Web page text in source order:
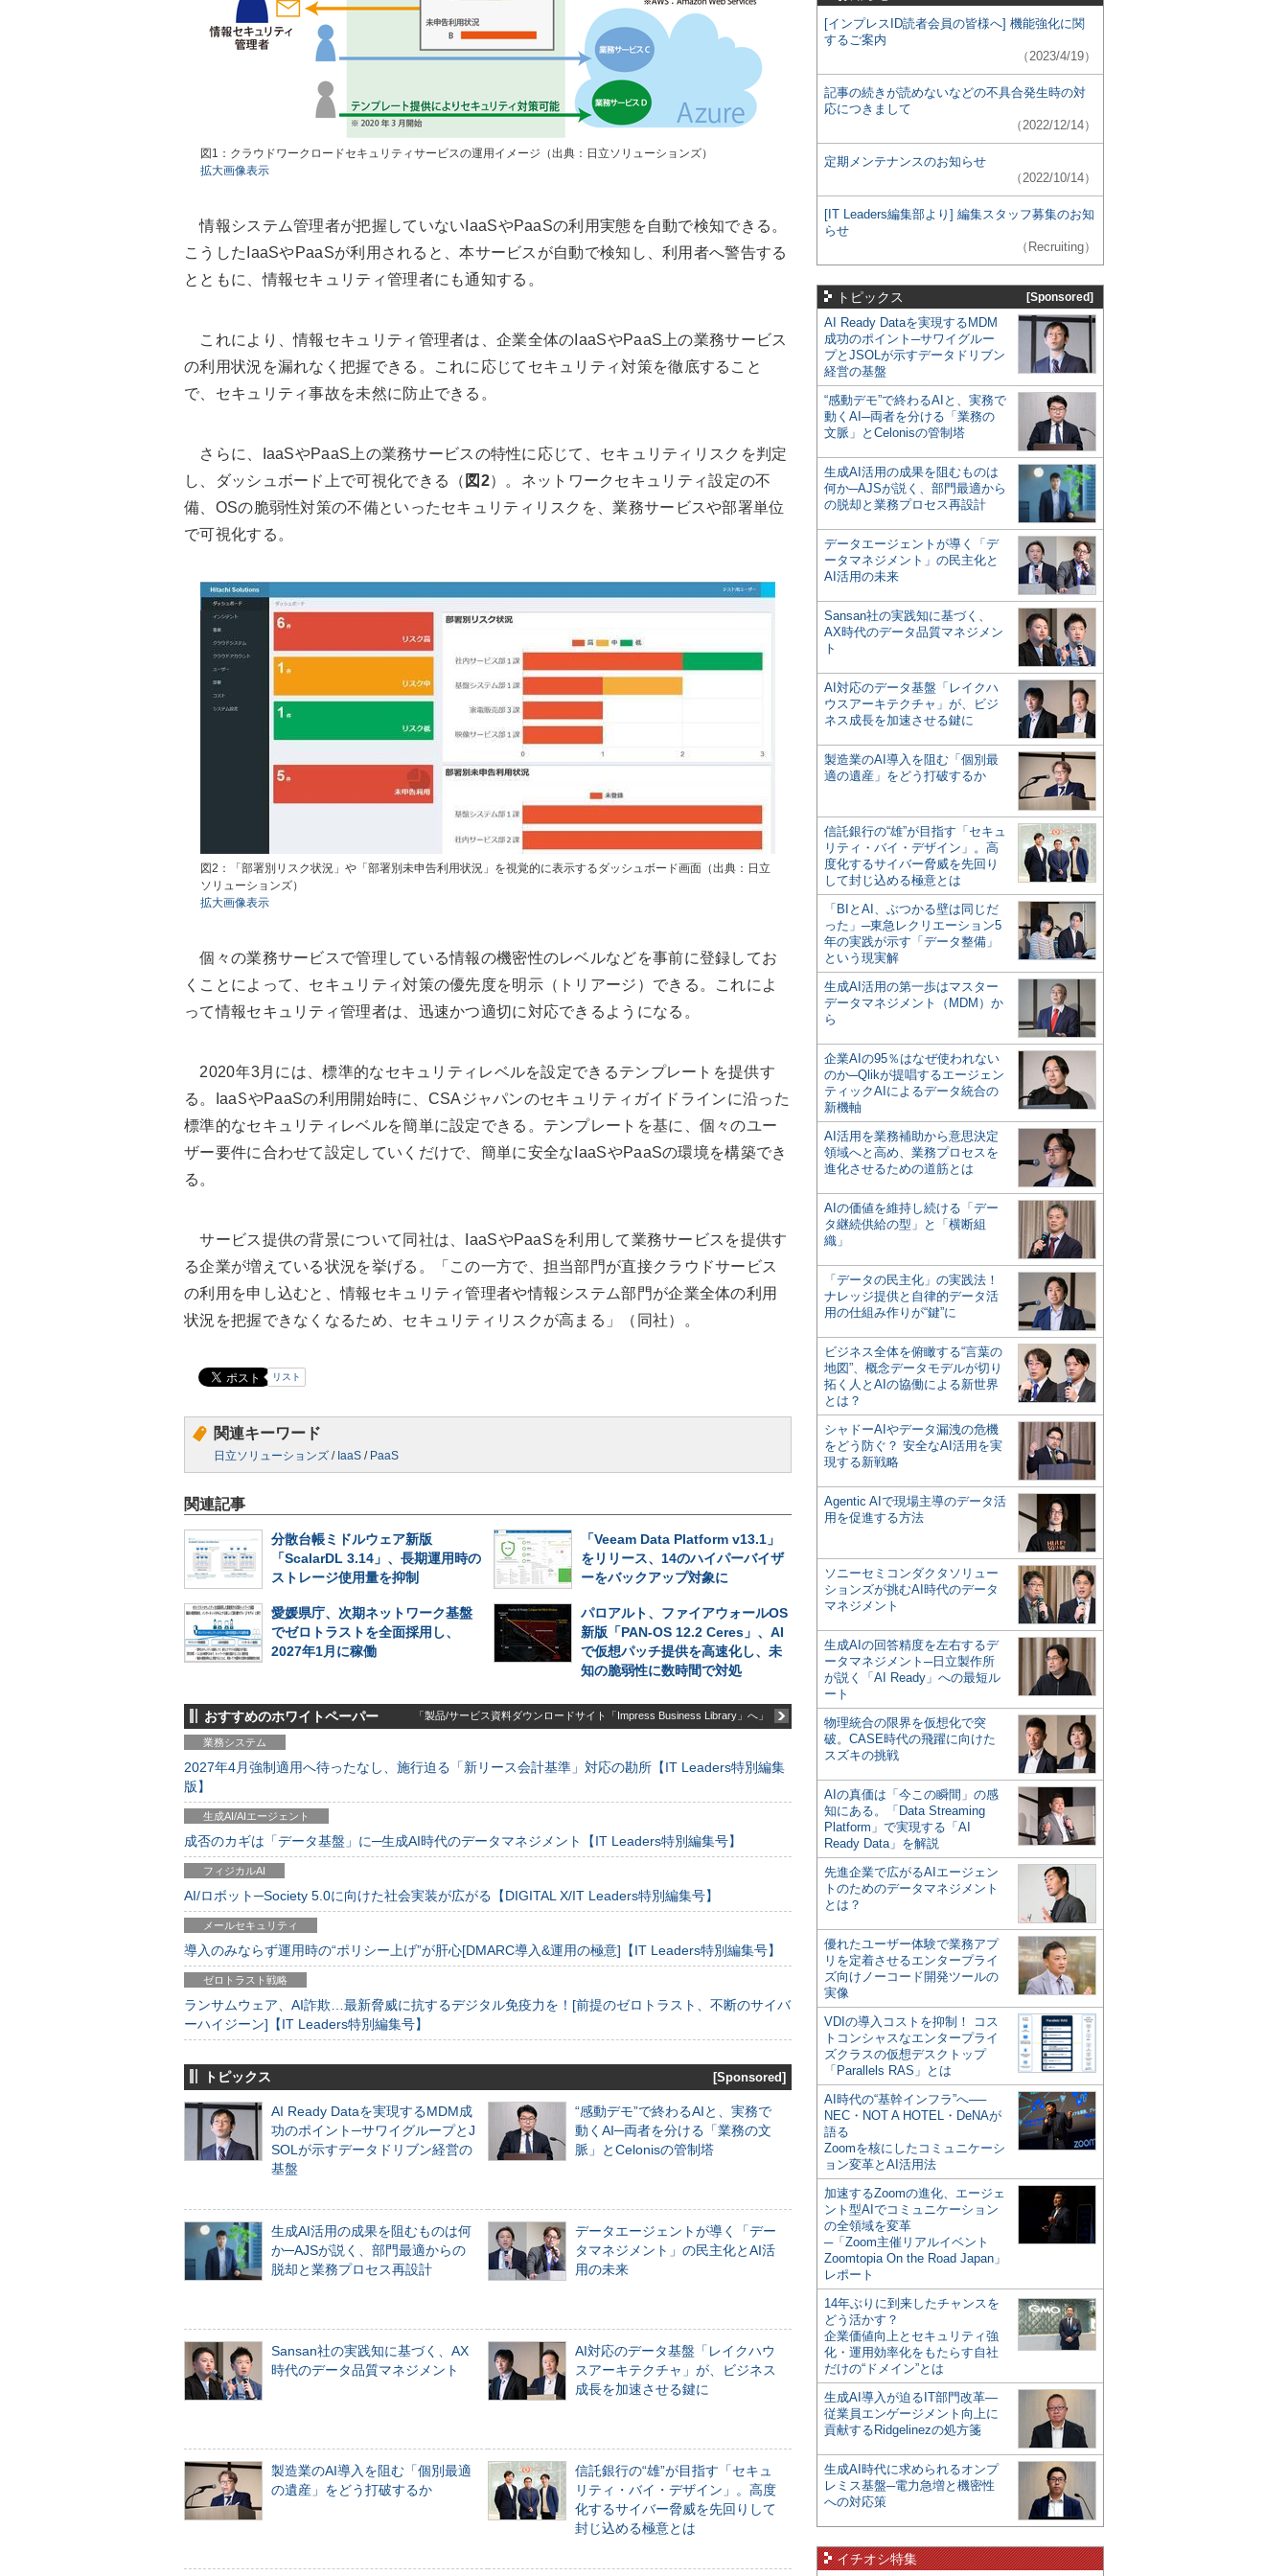
図1：クラウドワークロードセキュリティサービスの運用イメージ（出典：日立ソリューションズ）
拡大画像表示
情報システム管理者が把握していないIaaSやPaaSの利用実態を自動で検知できる。
こうしたIaaSやPaaSが利用されると、本サービスが自動で検知し、利用者へ警告する
とともに、情報セキュリティ管理者にも通知する。
これにより、情報セキュリティ管理者は、企業全体のIaaSやPaaS上の業務サービス
の利用状況を漏れなく把握できる。これに応じてセキュリティ対策を徹底すること
で、セキュリティ事故を未然に防止できる。
さらに、IaaSやPaaS上の業務サービスの特性に応じて、セキュリティリスクを判定
し、ダッシュボード上で可視化できる（ 図2）。ネットワークセキュリティ設定の不
備、OSの脆弱性対策の不備といったセキュリティリスクを、業務サービスや部署単位
で可視化する。
図2：「部署別リスク状況」や「部署別未申告利用状況」を視覚的に表示するダッシュボード画面（出典：日立
ソリューションズ）
拡大画像表示
個々の業務サービスで管理している情報の機密性のレベルなどを事前に登録してお
くことによって、セキュリティ対策の優先度を明示（トリアージ）できる。これによ
って情報セキュリティ管理者は、迅速かつ適切に対応できるようになる。
2020年3月には、標準的なセキュリティレベルを設定できるテンプレートを提供す
る。IaaSやPaaSの利用開始時に、CSAジャパンのセキュリティガイドラインに沿った
標準的なセキュリティレベルを簡単に設定できる。テンプレートを基に、個々のユー
ザー要件に合わせて設定していくだけで、簡単に安全なIaaSやPaaSの環境を構築でき
る。
サービス提供の背景について同社は、IaaSやPaaSを利用して業務サービスを提供す
る企業が増えている状況を挙げる。「この一方で、担当部門が直接クラウドサービス
の利用を申し込むと、情報セキュリティ管理者や情報システム部門が企業全体の利用
状況を把握できなくなるため、セキュリティリスクが高まる」（同社）。
リスト
関連キーワード
日立ソリューションズ / IaaS / PaaS
関連記事
分散台帳ミドルウェア新版
「ScalarDL 3.14」、長期運用時の
ストレージ使用量を抑制
「Veeam Data Platform v13.1」
をリリース、14のハイパーバイザ
ーをバックアップ対象に
愛媛県庁、次期ネットワーク基盤
でゼロトラストを全面採用し、
2027年1月に稼働
パロアルト、ファイアウォールOS
新版「PAN-OS 12.2 Ceres」、AI
で仮想パッチ提供を高速化し、未
知の脆弱性に数時間で対処
おすすめのホワイトペーパー 「製品/サービス資料ダウンロードサイト「Impress Business Library」へ」
業務システム
2027年4月強制適用へ待ったなし、施行迫る「新リース会計基準」対応の勘所【IT Leaders特別編集
版】
生成AI/AIエージェント
成否のカギは「データ基盤」に─生成AI時代のデータマネジメント【IT Leaders特別編集号】
フィジカルAI
AI/ロボット─Society 5.0に向けた社会実装が広がる【DIGITAL X/IT Leaders特別編集号】
メールセキュリティ
導入のみならず運用時の“ポリシー上げ”が肝心[DMARC導入&運用の極意]【IT Leaders特別編集号】
ゼロトラスト戦略
ランサムウェア、AI詐欺…最新脅威に抗するデジタル免疫力を！[前提のゼロトラスト、不断のサイバ
ーハイジーン]【IT Leaders特別編集号】
トピックス [Sponsored]
AI Ready Dataを実現するMDM成
功のポイント─サワイグループとJ
SOLが示すデータドリブン経営の
基盤
“感動デモ”で終わるAIと、実務で
動くAI─両者を分ける「業務の文
脈」とCelonisの管制塔
生成AI活用の成果を阻むものは何
か─AJSが説く、部門最適からの
脱却と業務プロセス再設計
データエージェントが導く「デー
タマネジメント」の民主化とAI活
用の未来
Sansan社の実践知に基づく、AX
時代のデータ品質マネジメント
AI対応のデータ基盤「レイクハウ
スアーキテクチャ」が、ビジネス
成長を加速させる鍵に
製造業のAI導入を阻む「個別最適
の遺産」をどう打破するか
信託銀行の“雄”が目指す「セキュ
リティ・バイ・デザイン」。高度
化するサイバー脅威を先回りして
封じ込める極意とは
[インプレスID読者会員の皆様へ] 機能強化に関
するご案内
（2023/4/19）
記事の続きが読めないなどの不具合発生時の対
応につきまして
（2022/12/14）
定期メンテナンスのお知らせ
（2022/10/14）
[IT Leaders編集部より] 編集スタッフ募集のお知
らせ
（Recruiting）
トピックス [Sponsored]
AI Ready Dataを実現するMDM
成功のポイント─サワイグルー
プとJSOLが示すデータドリブン
経営の基盤
“感動デモ”で終わるAIと、実務で
動くAI─両者を分ける「業務の
文脈」とCelonisの管制塔
生成AI活用の成果を阻むものは
何か─AJSが説く、部門最適から
の脱却と業務プロセス再設計
データエージェントが導く「デ
ータマネジメント」の民主化と
AI活用の未来
Sansan社の実践知に基づく、
AX時代のデータ品質マネジメン
ト
AI対応のデータ基盤「レイクハ
ウスアーキテクチャ」が、ビジ
ネス成長を加速させる鍵に
製造業のAI導入を阻む「個別最
適の遺産」をどう打破するか
信託銀行の“雄”が目指す「セキュ
リティ・バイ・デザイン」。高
度化するサイバー脅威を先回り
して封じ込める極意とは
「BIとAI、ぶつかる壁は同じだ
った」─東急レクリエーション5
年の実践が示す「データ整備」
という現実解
生成AI活用の第一歩はマスター
データマネジメント（MDM）か
ら
企業AIの95％はなぜ使われない
のか─Qlikが提唱するエージェン
ティックAIによるデータ統合の
新機軸
AI活用を業務補助から意思決定
領域へと高め、業務プロセスを
進化させるための道筋とは
AIの価値を維持し続ける「デー
タ継続供給の型」と「横断組
織」
「データの民主化」の実践法！
ナレッジ提供と自律的データ活
用の仕組み作りが“鍵”に
ビジネス全体を俯瞰する“言葉の
地図”、概念データモデルが切り
拓く人とAIの協働による新世界
とは？
シャドーAIやデータ漏洩の危機
をどう防ぐ？ 安全なAI活用を実
現する新戦略
Agentic AIで現場主導のデータ活
用を促進する方法
ソニーセミコンダクタソリュー
ションズが挑むAI時代のデータ
マネジメント
生成AIの回答精度を左右するデ
ータマネジメント─日立製作所
が説く「AI Ready」への最短ル
ート
物理統合の限界を仮想化で突
破。CASE時代の飛躍に向けた
スズキの挑戦
AIの真価は「今この瞬間」の感
知にある。「Data Streaming
Platform」で実現する「AI
Ready Data」を解説
先進企業で広がるAIエージェン
トのためのデータマネジメント
とは？
優れたユーザー体験で業務アプ
リを定着させるエンタープライ
ズ向けノーコード開発ツールの
実像
VDIの導入コストを抑制！ コス
トコンシャスなエンタープライ
ズクラスの仮想デスクトップ
「Parallels RAS」とは
AI時代の“基幹インフラ”へ──
NEC・NOT A HOTEL・DeNAが
語る
Zoomを核にしたコミュニケーシ
ョン変革とAI活用法
加速するZoomの進化、エージェ
ント型AIでコミュニケーション
の全領域を変革
─「Zoom主催リアルイベント
Zoomtopia On the Road Japan」
レポート
14年ぶりに到来したチャンスを
どう活かす？
企業価値向上とセキュリティ強
化・運用効率化をもたらす自社
だけの“ドメイン”とは
生成AI導入が迫るIT部門改革―
従業員エンゲージメント向上に
貢献するRidgelinezの処方箋
生成AI時代に求められるオンプ
レミス基盤─電力急増と機密性
への対応策
イチオシ特集